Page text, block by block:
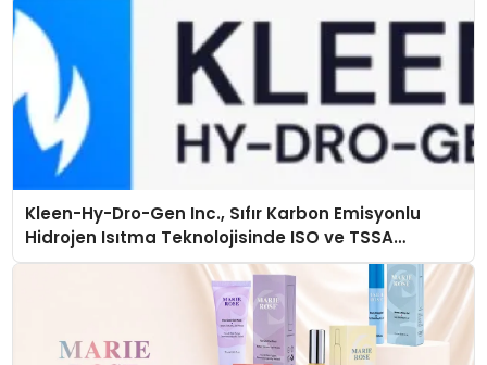
Kleen-Hy-Dro-Gen Inc., Sıfır Karbon Emisyonlu
Hidrojen Isıtma Teknolojisinde ISO ve TSSA
Düzenleyici Onaylarını Aldı